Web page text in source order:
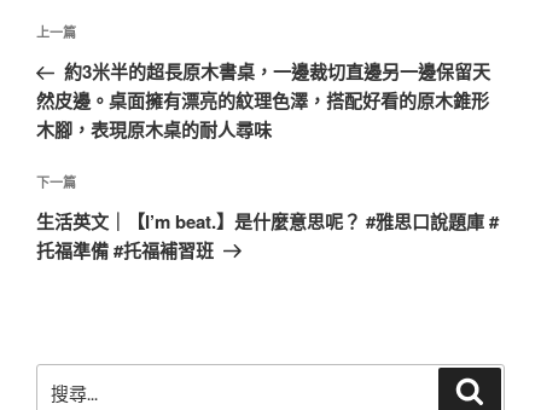
文
導
覽
上
一
篇
文
上一篇
約3米半的超長原木書桌，一邊裁切直邊另一邊保留天
然皮邊。桌面擁有漂亮的紋理色澤，搭配好看的原木錐形
木腳，表現原木桌的耐人尋味
下
一
篇
下一篇
生活英文｜【I’m beat.】是什麼意思呢？ #雅思口說題庫 #
托福準備 #托福補習班